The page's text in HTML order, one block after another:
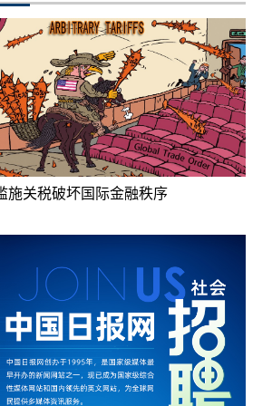
施关税破坏国际金融秩序